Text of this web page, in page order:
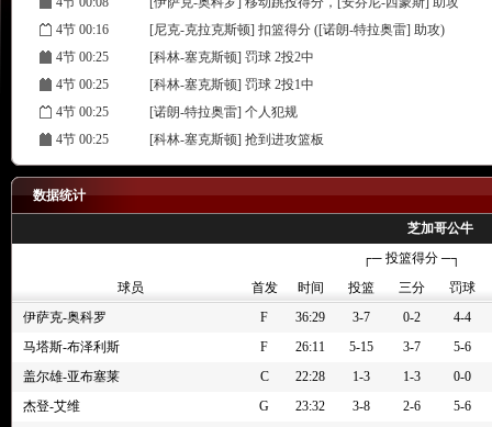
4节 00:16
[尼克-克拉克斯顿] 扣篮得分 ([诺朗-特拉奥雷] 助攻)
4节 00:25
[科林-塞克斯顿] 罚球 2投2中
4节 00:25
[科林-塞克斯顿] 罚球 2投1中
4节 00:25
[诺朗-特拉奥雷] 个人犯规
4节 00:25
[科林-塞克斯顿] 抢到进攻篮板
4节 00:25
[马塔斯-布泽利斯] 快速突破上篮失败
4节 00:32
[诺阿-克罗尼] 罚球 2投2中
4节 00:39
[科林-塞克斯顿] 快速突破上篮失败
4节 00:52
4节 00:52
[诺朗-特拉奥雷] 突破扣篮得分
数据统计
芝加哥公牛
┌─ 投篮得分 ─┐
球员
首发 时间 投篮 三分
罚球
伊萨克-奥科罗
F 36:29 3-7 0-2
4-4
马塔斯-布泽利斯
F 26:11 5-15 3-7
5-6
盖尔雄-亚布塞莱
C 22:28 1-3 1-3
0-0
杰登-艾维
G 23:32 3-8 2-6
5-6